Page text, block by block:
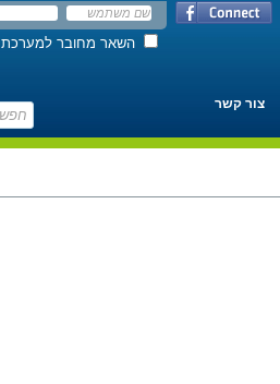
השאר מחובר למערכת
צור קשר